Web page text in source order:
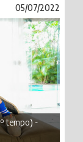
05/07/2022
tempo) -